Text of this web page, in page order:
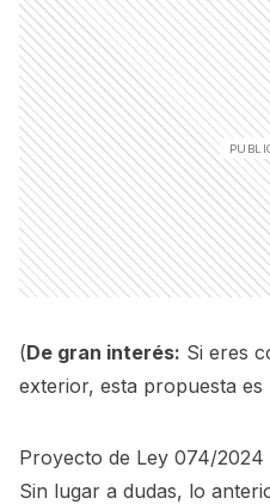
(De gran interés: Si eres
exterior, esta propuesta es
Proyecto de Ley 074/2024
Sin lugar a dudas, lo